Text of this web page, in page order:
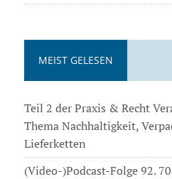
MEIST GELESEN
Teil 2 der Praxis & Recht
Thema Nachhaltigkeit,
Lieferketten
(Video-)Podcast-Folge 92.